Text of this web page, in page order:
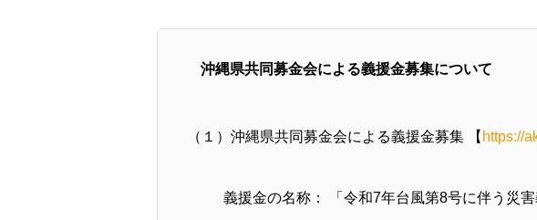
沖縄県共同募金会による義援金募集について
（１）沖縄県共同募金会による義援金募集 【 https://
義援金の名称： 「令和7年台風第8号に伴う災害